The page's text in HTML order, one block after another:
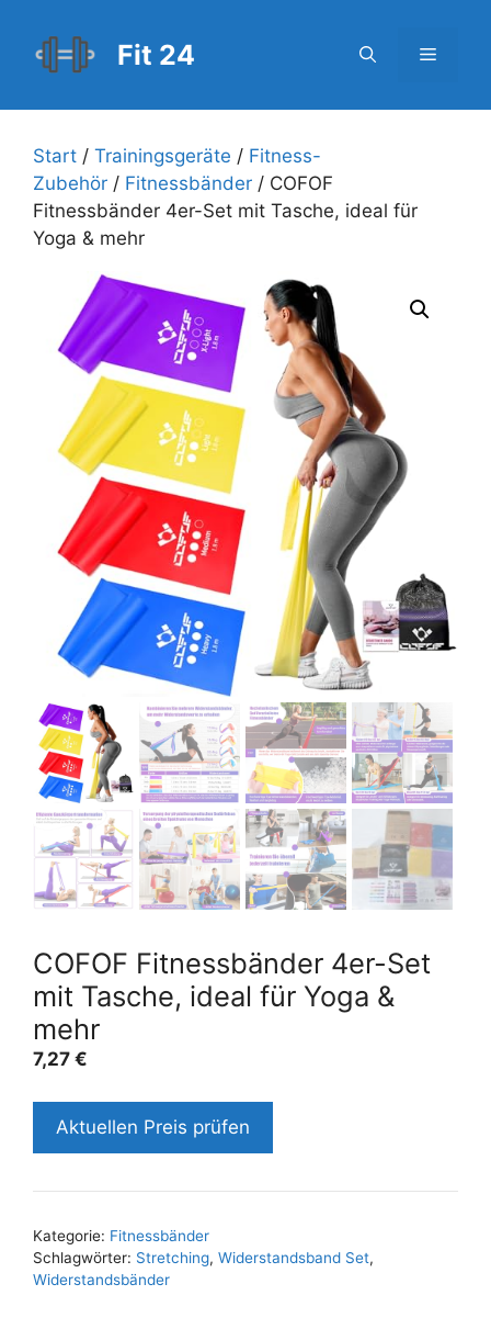
Inhalt
springen
Fit 24 Menü
Start / Trainingsgeräte / Fitness-
Zubehör / Fitnessbänder / COFOF
Fitnessbänder 4er-Set mit Tasche, ideal für
Yoga & mehr
COFOF Fitnessbänder 4er-Set
mit Tasche, ideal für Yoga &
mehr
7,27 €
Aktuellen Preis prüfen
Kategorie: Fitnessbänder
Schlagwörter: Stretching, Widerstandsband Set,
Widerstandsbänder